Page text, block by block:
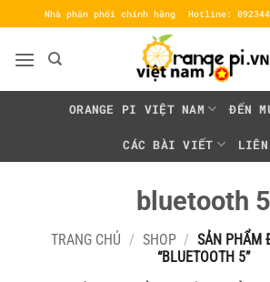
qua
nội
Nhà phân phối chính hãng Hotline:
ORANGE PI VIỆT NAM ĐẾN
CÁC BÀI VIẾT
bluetooth 5
TRANG CHỦ / SHOP / SẢN PHẨM
“BLUETOOTH 5”